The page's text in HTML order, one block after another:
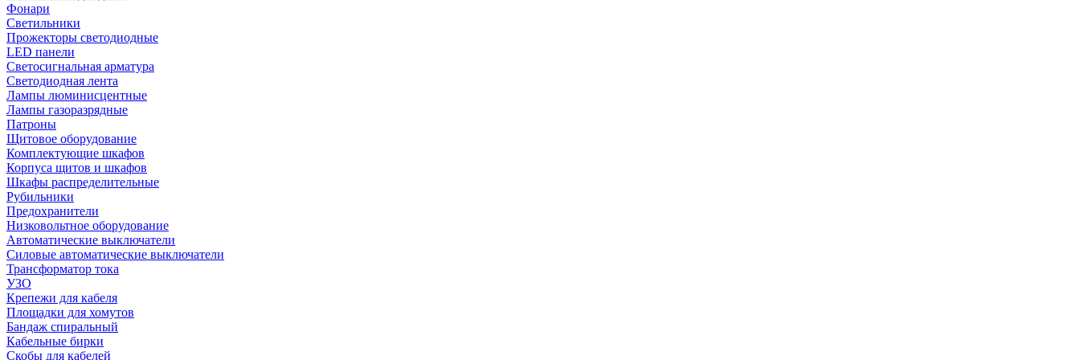
Фонари
Светильники
Прожекторы светодиодные
LED панели
Светосигнальная арматура
Светодиодная лента
Лампы люминисцентные
Лампы газоразрядные
Патроны
Щитовое оборудование
Комплектующие шкафов
Корпуса щитов и шкафов
Шкафы распределительные
Рубильники
Предохранители
Низковольтное оборудование
Автоматические выключатели
Силовые автоматические выключатели
Трансформатор тока
УЗО
Крепежи для кабеля
Площадки для хомутов
Бандаж спиральный
Кабельные бирки
Cкобы для кабелей